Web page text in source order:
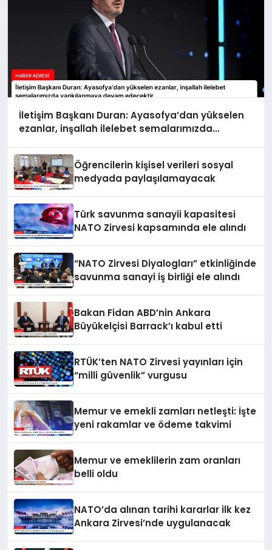
İletişim Başkanı Duran: Ayasofya’dan yükselen
ezanlar, inşallah ilelebet semalarımızda
Öğrencilerin kişisel verileri sosyal
medyada paylaşılamayacak
Türk savunma sanayii kapasitesi
NATO Zirvesi kapsamında ele alındı
“NATO Zirvesi Diyalogları” etkinliğinde
savunma sanayi iş birliği ele alındı
Bakan Fidan ABD’nin Ankara
Büyükelçisi Barrack’ı kabul etti
RTÜK’ten NATO Zirvesi yayınları için
“milli güvenlik” vurgusu
Memur ve emekli zamları netleşti: İşte
yeni rakamlar ve ödeme takvimi
Memur ve emeklilerin zam oranları
belli oldu
NATO’da alınan tarihi kararlar ilk kez
Ankara Zirvesi’nde uygulanacak